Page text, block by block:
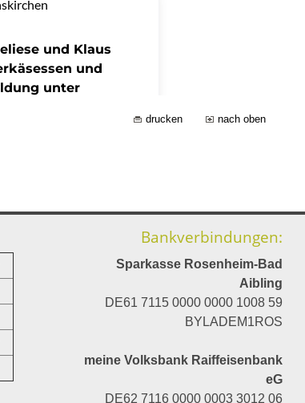
drucken nach oben
Bankverbindungen:
Sparkasse Rosenheim-Bad
Aibling
DE61 7115 0000 0000 1008 59
BYLADEM1ROS
meine Volksbank Raiffeisenbank
eG
DE62 7116 0000 0003 3012 06